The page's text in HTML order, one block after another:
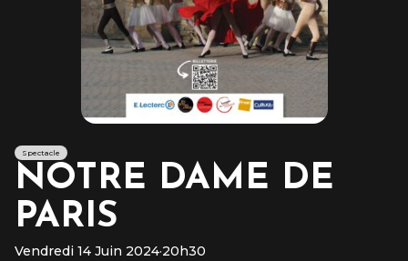
Spectacle
NOTRE DAME DE
PARIS
Vendredi 14 Juin 2024·20h30